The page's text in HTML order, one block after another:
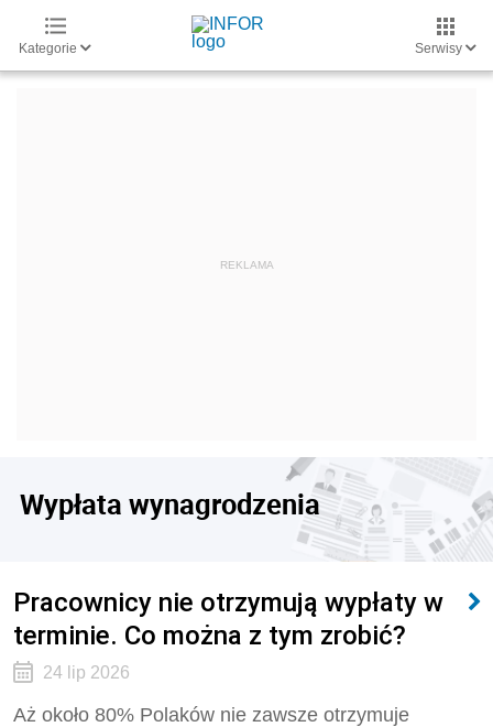
Kategorie Serwisy
Wypłata wynagrodzenia
Pracownicy nie otrzymują wypłaty w
terminie. Co można z tym zrobić?
24 lip 2026
Aż około 80% Polaków nie zawsze otrzymuje